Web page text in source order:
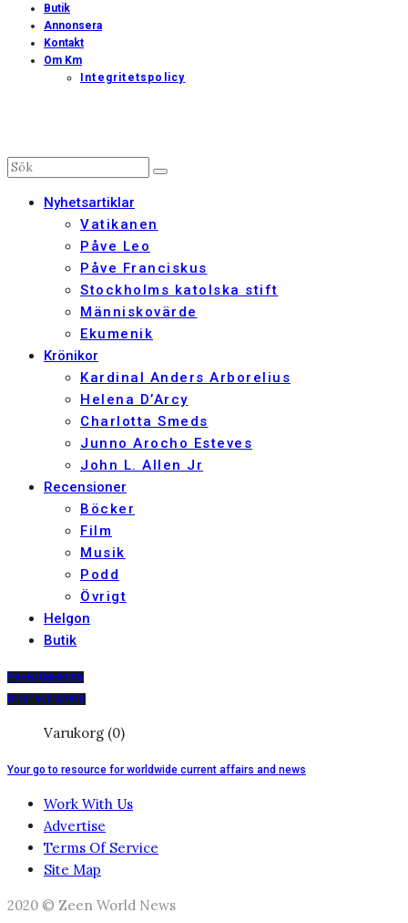
Butik
Annonsera
Kontakt
Om Km
Integritetspolicy
Nyhetsartiklar
Vatikanen
Påve Leo
Påve Franciskus
Stockholms katolska stift
Människovärde
Ekumenik
Krönikor
Kardinal Anders Arborelius
Helena D’Arcy
Charlotta Smeds
Junno Arocho Esteves
John L. Allen Jr
Recensioner
Böcker
Film
Musik
Podd
Övrigt
Helgon
Butik
PRENUMERERA
DIGITALT ARKIV
Varukorg (0)
Your go to resource for worldwide current affairs and news
Work With Us
Advertise
Terms Of Service
Site Map
2020 © Zeen World News